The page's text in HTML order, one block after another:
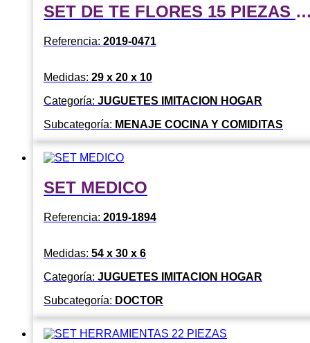
SET DE TE FLORES 15
Referencia: 2019-0471
Medidas: 29 x 20 x 10
Categoría: JUGUETES IMITACION HOGAR
Subcategoría: MENAJE COCINA Y COMIDITAS
SET MEDICO
Referencia: 2019-1894
Medidas: 54 x 30 x 6
Categoría: JUGUETES IMITACION HOGAR
Subcategoría: DOCTOR